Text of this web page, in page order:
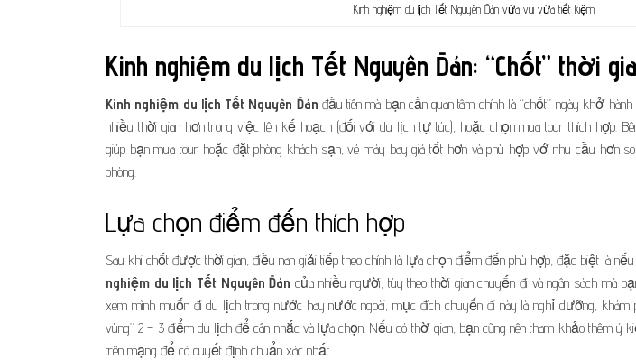
Kinh nghiệm du lịch Tết Nguyên Đán vừa vui vừa tiết kiệm
Kinh nghiệm du lịch Tết Nguyên Đán: “Chốt” thời
Kinh nghiệm du lịch Tết Nguyên Đán đầu tiên mà bạn cần quan tâm chính là “chốt” ngày khởi
nhiều thời gian hơn trong việc lên kế hoạch (đối với du lịch tự túc), hoặc chọn mua tour thích hợp.
giúp bạn mua tour hoặc đặt phòng khách sạn, vé máy bay giá tốt hơn và phù hợp với nhu cầu hơn
phòng.
Lựa chọn điểm đến thích hợp
Sau khi chốt được thời gian, điều nan giải tiếp theo chính là lựa chọn điểm đến phù hợp, đặc biệt là
nghiệm du lịch Tết Nguyên Đán của nhiều người, tùy theo thời gian chuyến đi và ngân sách mà
xem mình muốn đi du lịch trong nước hay nước ngoài, mục đích chuyến đi này là nghỉ dưỡng, khám
vùng” 2 – 3 điểm du lịch để cân nhắc và lựa chọn. Nếu có thời gian, bạn cũng nên tham khảo thêm ý
trên mạng để có quyết định chuẩn xác nhất.